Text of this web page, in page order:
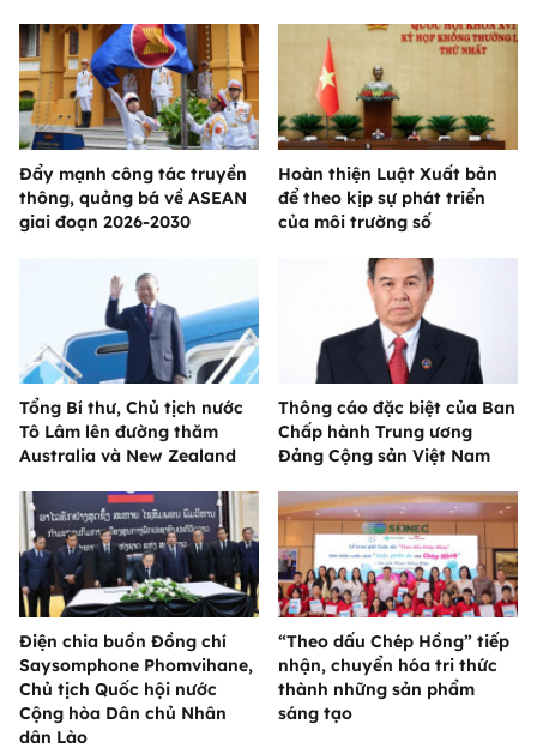
Đẩy mạnh công tác truyền
thông, quảng bá về ASEAN
giai đoạn 2026-2030
Hoàn thiện Luật Xuất bản
để theo kịp sự phát triển
của môi trường số
Tổng Bí thư, Chủ tịch nước
Tô Lâm lên đường thăm
Australia và New Zealand
Thông cáo đặc biệt của Ban
Chấp hành Trung ương
Đảng Cộng sản Việt Nam
Điện chia buồn Đồng chí
Saysomphone Phomvihane,
Chủ tịch Quốc hội nước
Cộng hòa Dân chủ Nhân
dân Lào
“Theo dấu Chép Hồng” tiếp
nhận, chuyển hóa tri thức
thành những sản phẩm
sáng tạo